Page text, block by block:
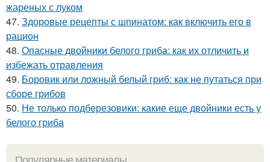
жареных с луком
47. Здоровые рецепты с шпинатом: как включить его в
рацион
48. Опасные двойники белого гриба: как их отличить и
избежать отравления
49. Боровик или ложный белый гриб: как не путаться при
сборе грибов
50. Не только подберезовики: какие еще двойники есть у
белого гриба